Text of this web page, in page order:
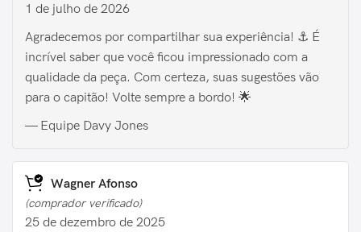
1 de julho de 2026
Agradecemos por compartilhar sua experiência! ⚓️ É
incrível saber que você ficou impressionado com a
qualidade da peça. Com certeza, suas sugestões vão
para o capitão! Volte sempre a bordo! 🌟
— Equipe Davy Jones
Wagner Afonso
(comprador verificado)
25 de dezembro de 2025